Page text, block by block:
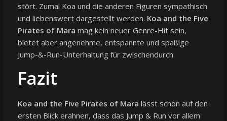
stört. Zumal Koa und die anderen Figuren sympathisch
und liebenswert dargestellt werden. Koa and the Five
Pirates of Mara mag kein neuer Genre-Hit sein,
bietet aber angenehme, entspannte und spaßige
Jump-&-Run-Unterhaltung für zwischendurch.
Fazit
Koa and the Five Pirates of Mara lässt schon auf den
ersten Blick erahnen, dass das Jump & Run vor allem